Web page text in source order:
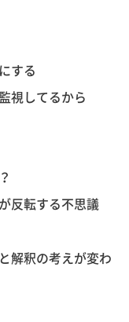
する
視してるから
反転する不思議
解釈の考えが変わ